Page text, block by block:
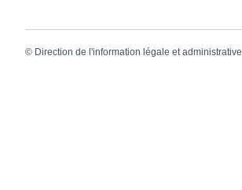
© Direction de l'information légale et administrative